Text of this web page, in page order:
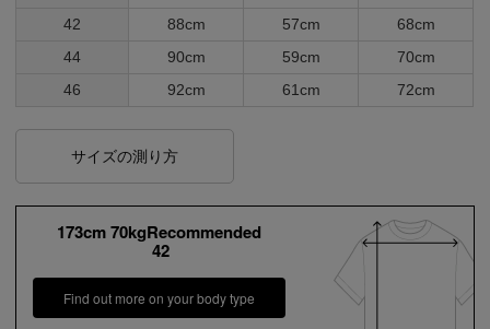
42 88cm 57cm
68cm
44
90cm 59cm
70cm
46
92cm 61cm 72cm
サイズの測り方
173cm 70kgRecommended
42
Find out more on your body type